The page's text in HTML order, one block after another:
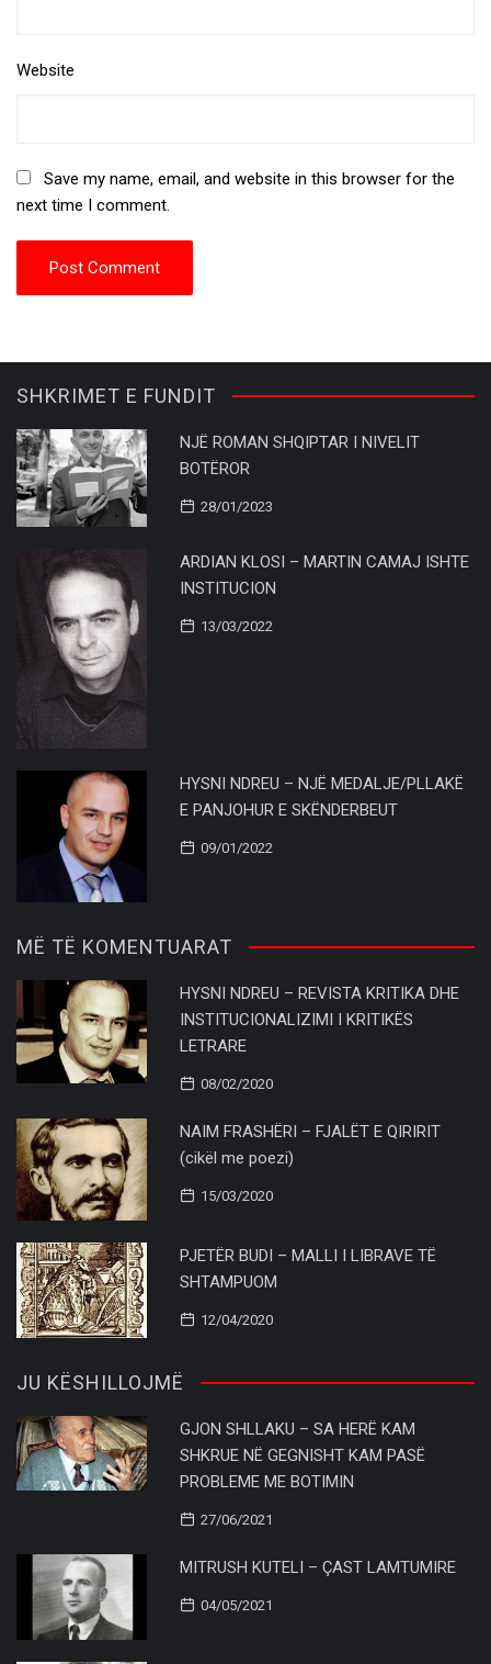
Website
Save my name, email, and website in this browser for the
next time I comment.
SHKRIMET E FUNDIT
NJË ROMAN SHQIPTAR I NIVELIT
BOTËROR
28/01/2023
ARDIAN KLOSI – MARTIN CAMAJ ISHTE
INSTITUCION
13/03/2022
HYSNI NDREU – NJË MEDALJE/PLLAKË
E PANJOHUR E SKËNDERBEUT
09/01/2022
MË TË KOMENTUARAT
HYSNI NDREU – REVISTA KRITIKA DHE
INSTITUCIONALIZIMI I KRITIKËS
LETRARE
08/02/2020
NAIM FRASHËRI – FJALËT E QIRIRIT
(cikël me poezi)
15/03/2020
PJETËR BUDI – MALLI I LIBRAVE TË
SHTAMPUOM
12/04/2020
JU KËSHILLOJMË
GJON SHLLAKU – SA HERË KAM
SHKRUE NË GEGNISHT KAM PASË
PROBLEME ME BOTIMIN
27/06/2021
MITRUSH KUTELI – ÇAST LAMTUMIRE
04/05/2021